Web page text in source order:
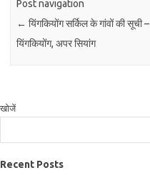
Post navigation
← यिंगकियोंग सर्किल के गांवों की सूची –
यिंगकियोंग, अपर सियांग
खोजें
Recent Posts